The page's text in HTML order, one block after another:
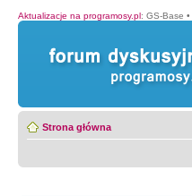
Aktualizacje na programosy.pl: GS-Base •
Strona główna